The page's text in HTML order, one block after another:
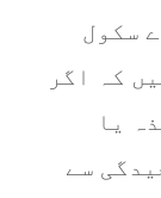
سکول
کہ اگر
یا
سے